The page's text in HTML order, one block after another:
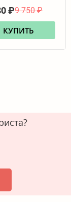
9 750 ₽
₽
КУПИТЬ